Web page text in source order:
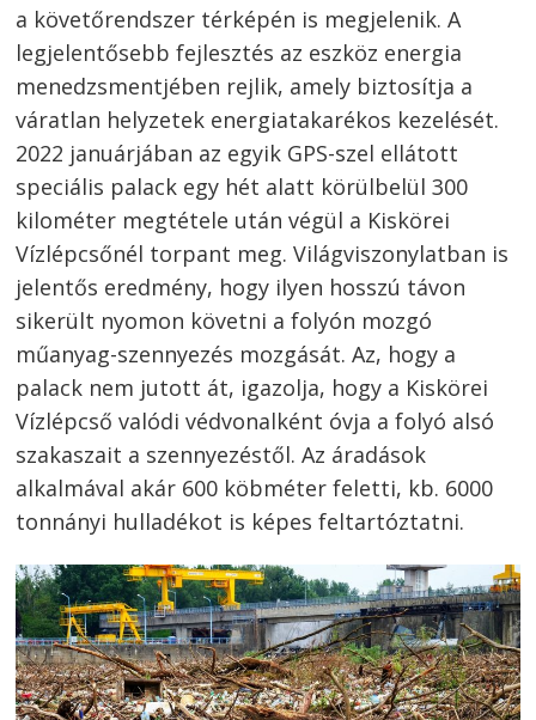
a követőrendszer térképén is megjelenik. A
legjelentősebb fejlesztés az eszköz energia
menedzsmentjében rejlik, amely biztosítja a
váratlan helyzetek energiatakarékos kezelését.
2022 januárjában az egyik GPS-szel ellátott
speciális palack egy hét alatt körülbelül 300
kilométer megtétele után végül a Kiskörei
Vízlépcsőnél torpant meg. Világviszonylatban is
jelentős eredmény, hogy ilyen hosszú távon
sikerült nyomon követni a folyón mozgó
műanyag-szennyezés mozgását. Az, hogy a
palack nem jutott át, igazolja, hogy a Kiskörei
Vízlépcső valódi védvonalként óvja a folyó alsó
szakaszait a szennyezéstől. Az áradások
alkalmával akár 600 köbméter feletti, kb. 6000
tonnányi hulladékot is képes feltartóztatni.